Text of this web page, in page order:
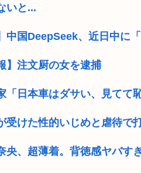
いと...
中国DeepSeek、近日中
】注文厨の女を逮捕
「日本車はダサい、見てて
受けた性的いじめと虐待で
央、超薄着。背徳感ヤバす